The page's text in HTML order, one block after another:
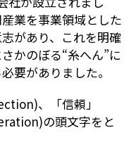
業を事業領域とした
があり、これを明確
かのぼる“糸へん”に
要がありました。
、「信頼」
の頭文字をと